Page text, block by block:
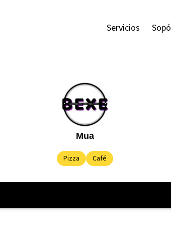
Servicios Sopó
Mua
Pizza Café